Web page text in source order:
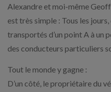
Alexandre et moi-même
est très simple : Tous les
transportés d’un point A à un
des conducteurs particuliers
Tout le monde y gagne :
D’un côté, le propriétaire du